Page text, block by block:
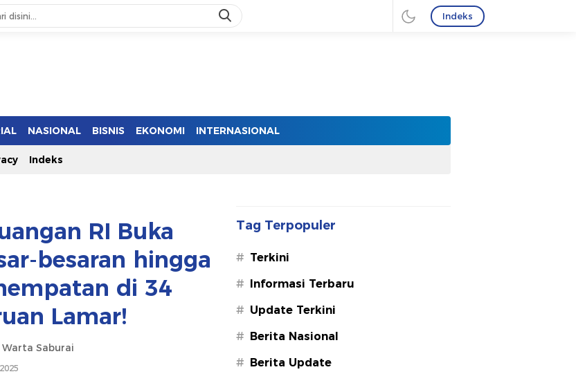
Indeks
NASIONAL BISNIS EKONOMI INTERNASIONAL
Indeks
RI Buka
besaran hingga
di 34
Lamar!
Saburai
Tag Terpopuler
# Terkini
# Informasi Terbaru
# Update Terkini
# Berita Nasional
# Berita Update